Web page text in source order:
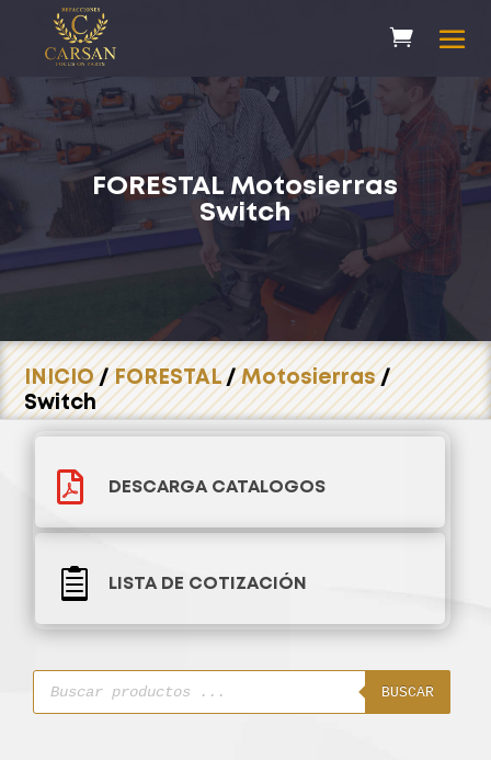
FORESTAL Motosierras
Switch
INICIO/FORESTAL/Motosierras/
Switch
 DESCARGA CATALOGOS
 LISTA DE COTIZACIÓN
Búsqueda
productos
BUSCAR